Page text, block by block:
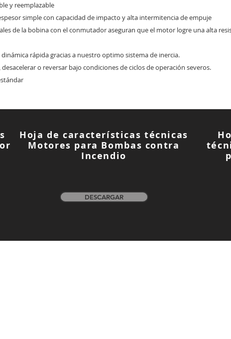
y reemplazable
simple con capacidad de impacto y alta intermitencia de empuje
de la bobina con el conmutador aseguran que el motor logre una alta
rápida gracias a nuestro optimo sistema de inercia.
o reversar bajo condiciones de ciclos de operación severos.
Hoja de características técnicas
Motores para Bombas contra
Incendio
DESCARGAR